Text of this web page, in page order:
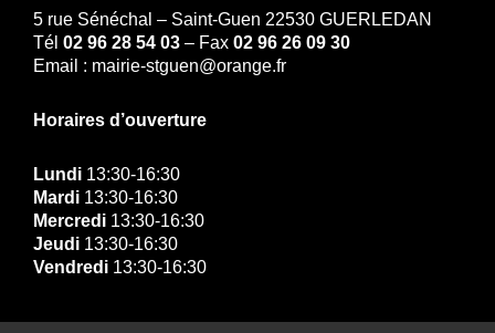
5 rue Sénéchal – Saint-Guen 22530 GUERLEDAN
Tél 02 96 28 54 03 – Fax 02 96 26 09 30
Email : mairie-stguen@orange.fr
Horaires d’ouverture
Lundi 13:30-16:30
Mardi 13:30-16:30
Mercredi 13:30-16:30
Jeudi 13:30-16:30
Vendredi 13:30-16:30